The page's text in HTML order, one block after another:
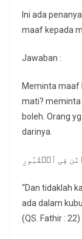
Ini ada
maaf kepada
Jawaban :
Meminta maaf
mati? meminta
boleh. Orang
darinya.
فِی ٱلۡقُبُورِ
“Dan tidaklah
ada dalam
(QS. Fathir : 22)